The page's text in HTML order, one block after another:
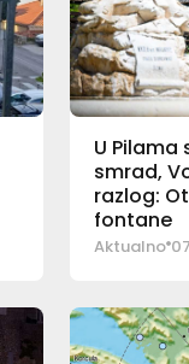
U Pilama
smrad,
razlog:
fontane
Aktualno